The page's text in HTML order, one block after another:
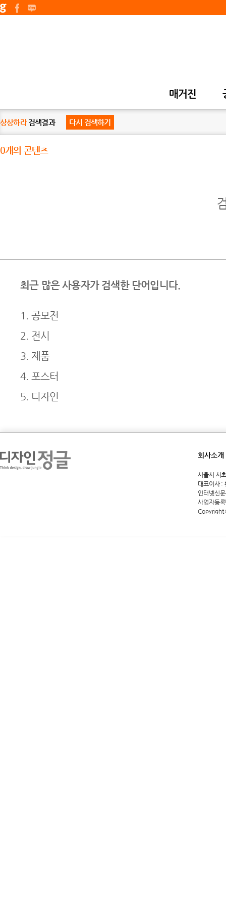
매거진
상상하라검색결과 다시 검색하기
0개의 콘텐츠
최근 많은 사용자가 검색한 단어입니다.
1. 공모전
2. 전시
3. 제품
4. 포스터
5. 디자인
회사소개
서울시 서
대표이사 :
인터넷신
사업자등
Copyright